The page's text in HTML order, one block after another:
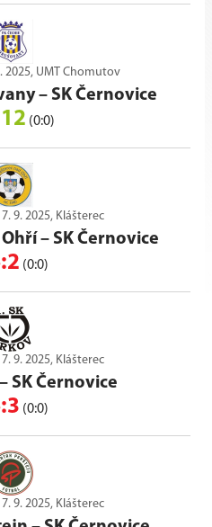
2025, UMT Chomutov
– SK Černovice
(0:0)
9. 2025, Klášterec
– SK Černovice
(0:0)
9. 2025, Klášterec
– SK Černovice
(0:0)
9. 2025, Klášterec